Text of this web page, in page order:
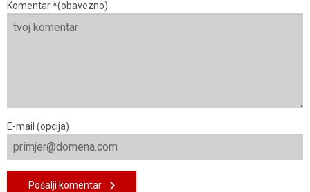
Komentar *(obavezno)
E-mail (opcija)
Pošalji komentar